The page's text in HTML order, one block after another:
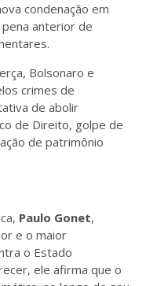
condenação em
anterior de
Bolsonaro e
crimes de
de abolir
de Direito, golpe de
de patrimônio
Paulo Gonet,
e o maior
o Estado
ele afirma que o